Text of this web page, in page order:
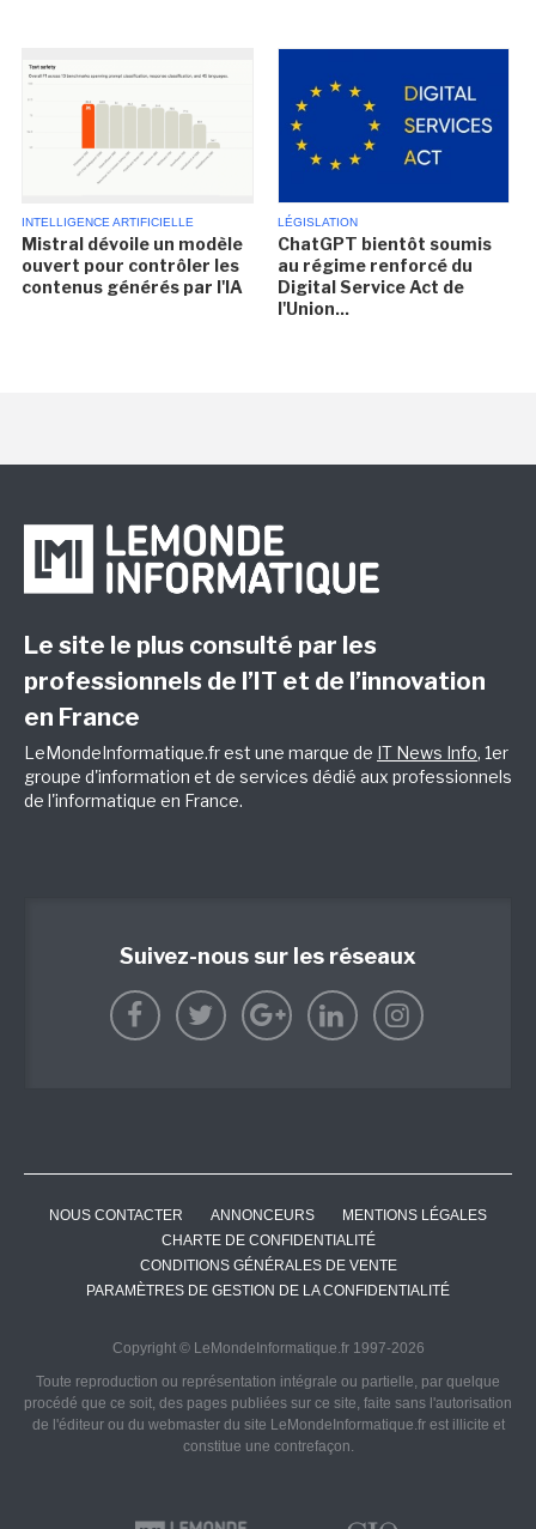
INTELLIGENCE ARTIFICIELLE
Mistral dévoile un modèle
ouvert pour contrôler les
contenus générés par l'IA
LÉGISLATION
ChatGPT bientôt soumis
au régime renforcé du
Digital Service Act de
l'Union...
Le site le plus consulté par les
professionnels de l’IT et de l’innovation
en France
LeMondeInformatique.fr est une marque de IT News Info, 1er
groupe d'information et de services dédié aux professionnels
de l'informatique en France.
Suivez-nous sur les réseaux
NOUS CONTACTER ANNONCEURS
MENTIONS LÉGALES
CHARTE DE CONFIDENTIALITÉ
CONDITIONS GÉNÉRALES DE VENTE
PARAMÈTRES DE GESTION DE LA CONFIDENTIALITÉ
Copyright © LeMondeInformatique.fr 1997-2026
Toute reproduction ou représentation intégrale ou partielle, par quelque
procédé que ce soit, des pages publiées sur ce site, faite sans l'autorisation
de l'éditeur ou du webmaster du site LeMondeInformatique.fr est illicite et
constitue une contrefaçon.